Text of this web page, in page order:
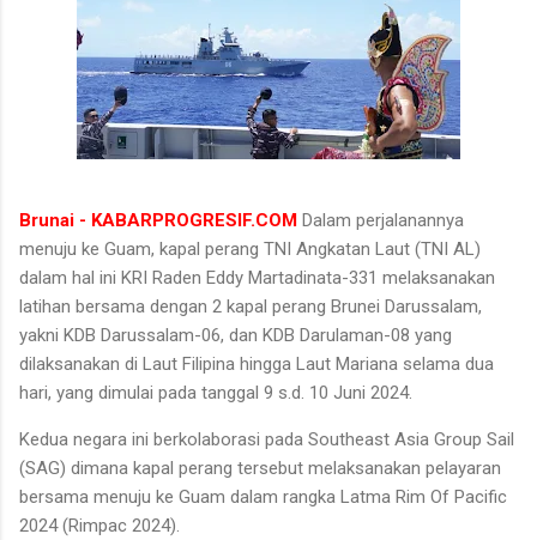
Brunai - KABARPROGRESIF.COM Dalam perjalanannya
menuju ke Guam, kapal perang TNI Angkatan Laut (TNI AL)
dalam hal ini KRI Raden Eddy Martadinata-331 melaksanakan
latihan bersama dengan 2 kapal perang Brunei Darussalam,
yakni KDB Darussalam-06, dan KDB Darulaman-08 yang
dilaksanakan di Laut Filipina hingga Laut Mariana selama dua
hari, yang dimulai pada tanggal 9 s.d. 10 Juni 2024.
Kedua negara ini berkolaborasi pada Southeast Asia Group Sail
(SAG) dimana kapal perang tersebut melaksanakan pelayaran
bersama menuju ke Guam dalam rangka Latma Rim Of Pacific
2024 (Rimpac 2024).